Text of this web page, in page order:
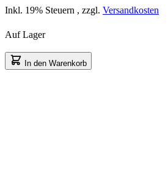
Inkl. 19% Steuern , zzgl. Versandkosten
Auf Lager
In den Warenkorb